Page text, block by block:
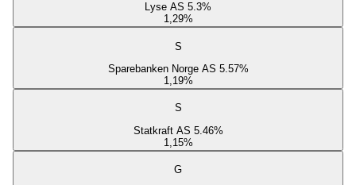
Lyse AS 5.3%
1,29%
S
Sparebanken Norge AS 5.57%
1,19%
S
Statkraft AS 5.46%
1,15%
G